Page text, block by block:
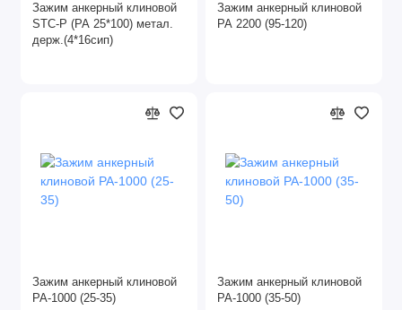
Зажим анкерный клиновой
STC-P (PA 25*100) метал.
держ.(4*16сип)
Зажим анкерный клиновой
РА 2200 (95-120)
Зажим анкерный клиновой
РА-1000 (25-35)
Зажим анкерный клиновой
РА-1000 (35-50)